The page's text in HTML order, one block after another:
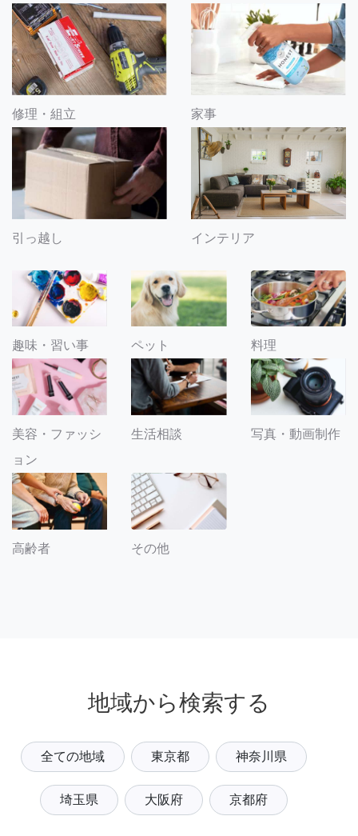
修理・組立 家事
引っ越し インテリア
趣味・習い事 ペット 料理
美容・ファッシ
ョン
生活相談 写真・動画制作
高齢者 その他
地域から検索する
全ての地域 東京都 神奈川県
埼玉県 大阪府 京都府